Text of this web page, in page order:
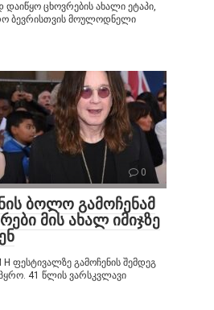
ცხოვრების ახალი ეტაპი,
ბევრისთვის მოულოდნელი
0
ბოლო გამოჩენამ
მის ახალ იმიჯზე
ფესტივალზე გამოჩენის შემდეგ
41 წლის ვარსკვლავი